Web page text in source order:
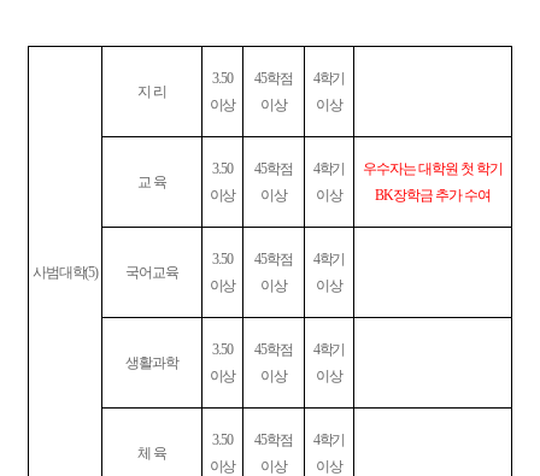
사범대학(5)
지 리
3.50
이상
45학점
이상
4학기
이상
교 육
3.50
이상
45학점
이상
4학기
이상
우수자는 대학원 첫 학기
BK장학금 추가 수여
국어교육
3.50
이상
45학점
이상
4학기
이상
생활과학
3.50
이상
45학점
이상
4학기
이상
체 육
3.50
이상
45학점
이상
4학기
이상